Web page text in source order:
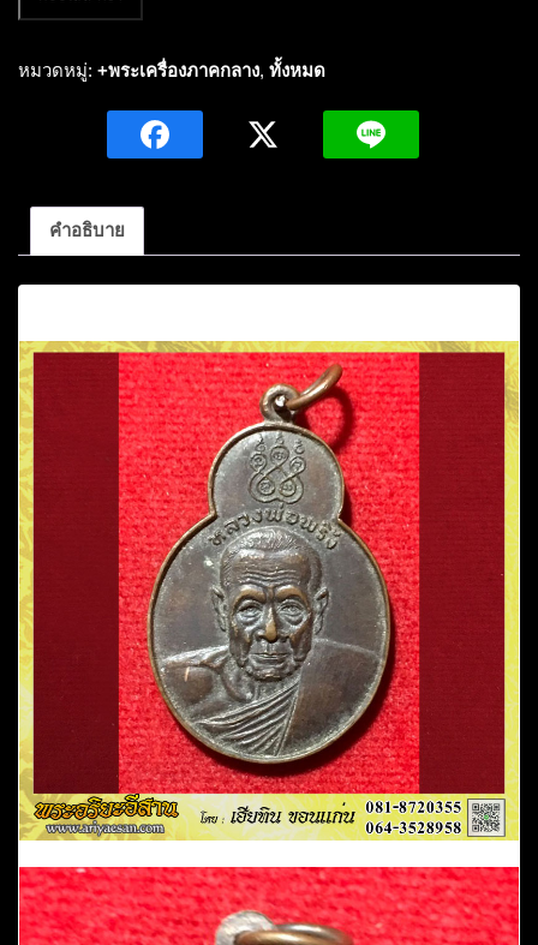
เหรียญ
พ่อ
เนื้อ
ทองแดง
วัดโบสถ์
ธนู
อ.เมือง
จ.ลพบุรี
ชิ้น
หมวดหมู่: +พระเครื่องภาคกลาง, ทั้งหมด
คำอธิบาย